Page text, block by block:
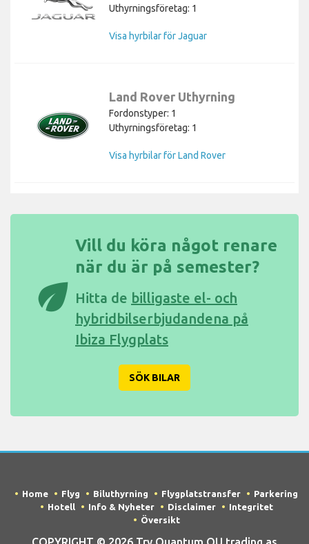
Uthyrningsföretag: 1
Visa hyrbilar för Jaguar
Land Rover Uthyrning
Fordonstyper: 1
Uthyrningsföretag: 1
Visa hyrbilar för Land Rover
eco
Vill du köra något renare
när du är på semester?
Hitta de billigaste el- och
hybridbilserbjudandena på
Ibiza Flygplats
SÖK BILAR
Home Flyg Biluthyrning Flygplatstransfer
Parkering
Hotell
Info & Nyheter Disclaimer
Integritet
Översikt